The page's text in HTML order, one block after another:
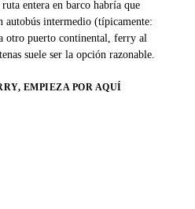
entera en barco habría que
autobús intermedio (típicamente:
otro puerto continental, ferry al
suele ser la opción razonable.
EMPIEZA POR AQUÍ